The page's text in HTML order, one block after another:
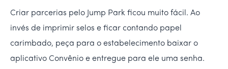
Criar parcerias pelo Jump Park ficou muito fácil. Ao
invés de imprimir selos e ficar contando papel
carimbado, peça para o estabelecimento baixar o
aplicativo Convênio e entregue para ele uma senha.